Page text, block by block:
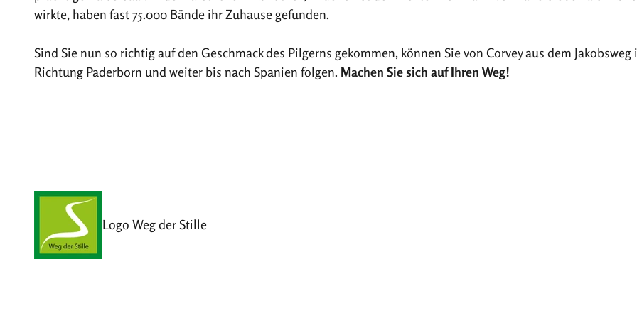
wirkte, haben fast 75.000 Bände ihr Zuhause gefunden.
Sind Sie nun so richtig auf den Geschmack des Pilgerns gekommen, können Sie von Corvey aus dem Jakobsweg
Richtung Paderborn und weiter bis nach Spanien folgen. Machen Sie sich auf Ihren Weg!
Logo Weg der Stille